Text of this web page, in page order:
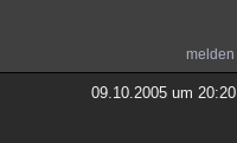
melden
09.10.2005 um 20:20